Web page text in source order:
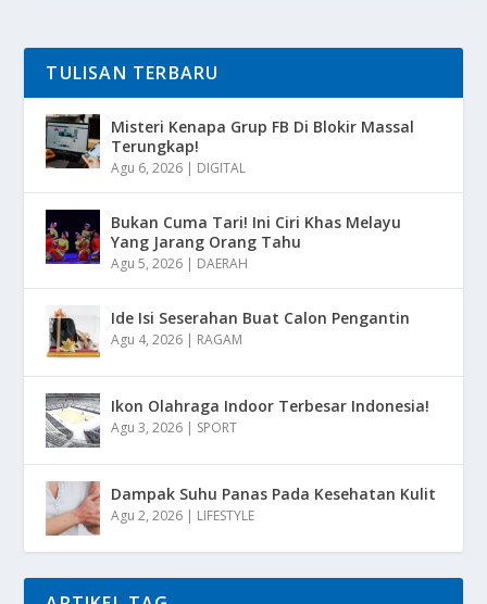
TULISAN TERBARU
Misteri Kenapa Grup FB Di Blokir Massal
Terungkap!
Agu 6, 2026 | DIGITAL
Bukan Cuma Tari! Ini Ciri Khas Melayu
Yang Jarang Orang Tahu
Agu 5, 2026 | DAERAH
Ide Isi Seserahan Buat Calon Pengantin
Agu 4, 2026 | RAGAM
Ikon Olahraga Indoor Terbesar Indonesia!
Agu 3, 2026 | SPORT
Dampak Suhu Panas Pada Kesehatan Kulit
Agu 2, 2026 | LIFESTYLE